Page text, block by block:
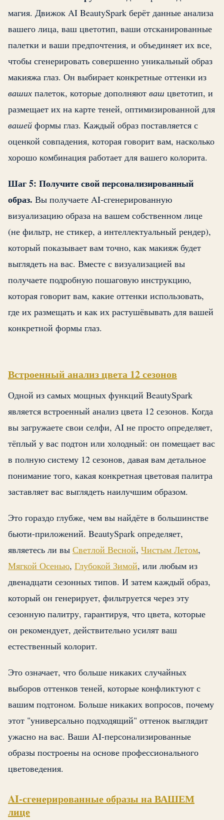
магия. Движок AI BeautySpark берёт данные анализа
вашего лица, ваш цветотип, ваши отсканированные
палетки и ваши предпочтения, и объединяет их все,
чтобы сгенерировать совершенно уникальный образ
макияжа глаз. Он выбирает конкретные оттенки из
ваших палеток, которые дополняют ваш цветотип, и
размещает их на карте теней, оптимизированной для
вашей формы глаз. Каждый образ поставляется с
оценкой совпадения, которая говорит вам, насколько
хорошо комбинация работает для вашего колорита.
Шаг 5: Получите свой персонализированный
образ. Вы получаете AI-сгенерированную
визуализацию образа на вашем собственном лице
(не фильтр, не стикер, а интеллектуальный рендер),
который показывает вам точно, как макияж будет
выглядеть на вас. Вместе с визуализацией вы
получаете подробную пошаговую инструкцию,
которая говорит вам, какие оттенки использовать,
где их размещать и как их растушёвывать для вашей
конкретной формы глаз.
94% Совпадение
Встроенный анализ цвета 12 сезонов
Одной из самых мощных функций BeautySpark
является встроенный анализ цвета 12 сезонов. Когда
вы загружаете свои селфи, AI не просто определяет,
тёплый у вас подтон или холодный: он помещает вас
в полную систему 12 сезонов, давая вам детальное
понимание того, какая конкретная цветовая палитра
заставляет вас выглядеть наилучшим образом.
Это гораздо глубже, чем вы найдёте в большинстве
бьюти-приложений. BeautySpark определяет,
являетесь ли вы Светлой Весной, Чистым Летом,
Мягкой Осенью, Глубокой Зимой, или любым из
двенадцати сезонных типов. И затем каждый образ,
который он генерирует, фильтруется через эту
сезонную палитру, гарантируя, что цвета, которые
он рекомендует, действительно усилят ваш
естественный колорит.
Это означает, что больше никаких случайных
выборов оттенков теней, которые конфликтуют с
вашим подтоном. Больше никаких вопросов, почему
этот "универсально подходящий" оттенок выглядит
ужасно на вас. Ваши AI-персонализированные
образы построены на основе профессионального
цветоведения.
AI-сгенерированные образы на ВАШЕМ
лице